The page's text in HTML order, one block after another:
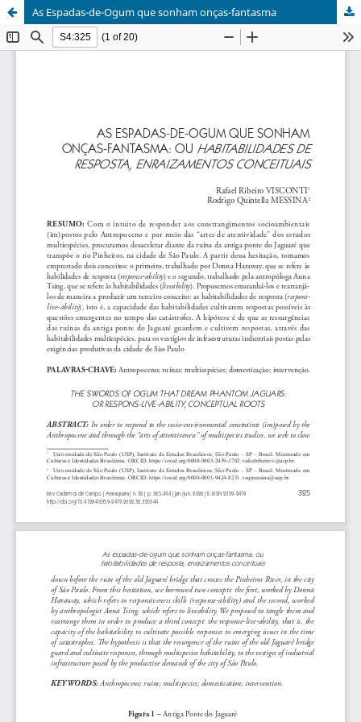
As Espadas-de-Ogum que sonham onças-fantasma